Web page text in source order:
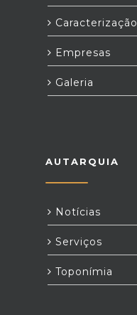
Caracterização
Empresas
Galeria
AUTARQUIA
Notícias
Serviços
Toponímia